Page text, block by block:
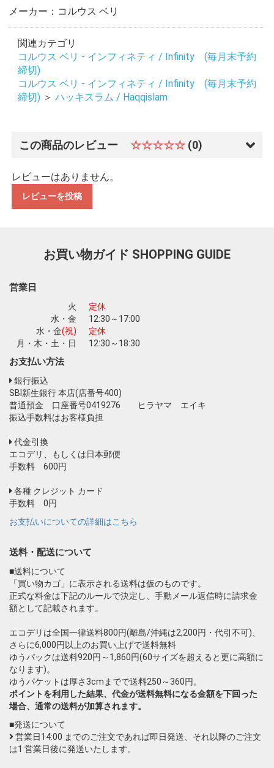
お買い物を続ける
メーカー：コルウス ベリ
関連カテゴリ
コルウス ベリ - インフィネティ / Infinity (毎月末予約
締切)
コルウス ベリ - インフィネティ / Infinity (毎月末予約
締切) ＞ ハッキスラム / Haqqislam
この商品のレビュー ☆☆☆☆☆ (0)
レビューはありません。
レビューを投稿
お買い物ガイド SHOPPING GUIDE
営業日
火
定休
水・金
12:30～17:00
水・金(祝)
定休
月・木・土・日
12:30～18:30
お支払い方法
銀行振込
SBI新生銀行 本店(店番号400)
普通預金 口座番号0419276 ヒラヤマ エイキ
振込手数料はお客様負担
代金引換
エコデリ、もしくは日本郵便
手数料 600円
各種 クレジット カード
手数料 0円
お支払いについての詳細はこちら
送料・配送について
■送料について
「買い物カゴ」に表示される送料は仮のものです。
正式な料金は下記のルールで決定し、手動メール返信時に請求金
額として記載されます。
エコデリは全国一律送料800円(離島/沖縄は2,200円・代引不可)、
さらに6,000円以上のお買い上げで送料無料
ゆうパックは送料920円～1,860円(60サイズを超えると更に高額に
なります)。
ゆうパケットは厚さ3cmまでで送料250～360円。
ポイントを利用した結果、代金が送料無料になる金額を下回った
場合、通常の送料が加算されます。
■発送について
営業日14:00 までのご注文であれば即日発送、それ以降のご注文
は1 営業日後に発送いたします。